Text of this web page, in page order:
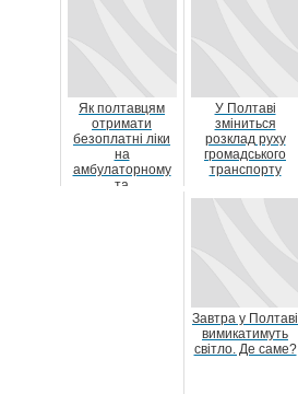
Як полтавцям
отримати
безоплатні ліки
на
амбулаторному
та
У Полтаві
зміниться
розклад руху
громадського
транспорту
Завтра у Полтаві
вимикатимуть
світло. Де саме?